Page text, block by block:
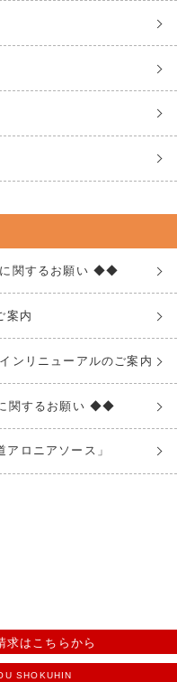
関するお願い ◆◆
案内
ンリニューアルのご案内
関するお願い ◆◆
ロニアソース」
求はこちらから
SHOKUHIN